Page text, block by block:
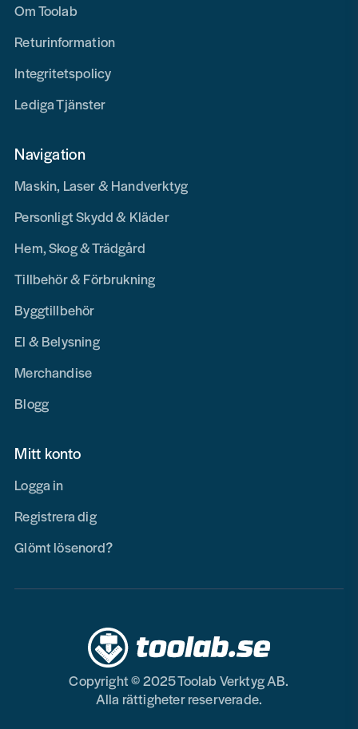
Om Toolab
Returinformation
Integritetspolicy
Lediga Tjänster
Navigation
Maskin, Laser & Handverktyg
Personligt Skydd & Kläder
Hem, Skog & Trädgård
Tillbehör & Förbrukning
Byggtillbehör
El & Belysning
Merchandise
Blogg
Mitt konto
Logga in
Registrera dig
Glömt lösenord?
Copyright © 2025 Toolab Verktyg AB.
Alla rättigheter reserverade.